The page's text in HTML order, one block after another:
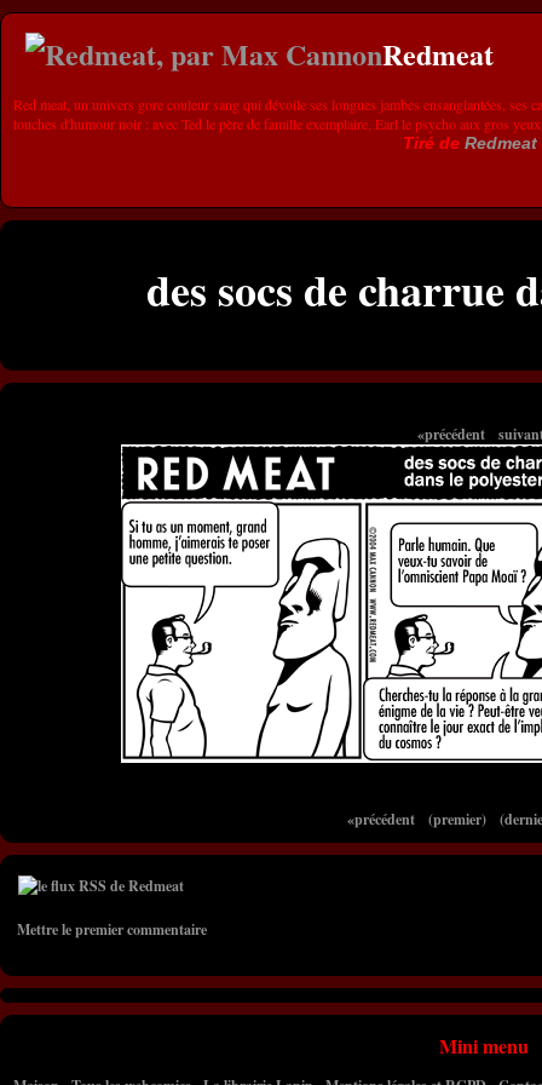
Redmeat
Red meat, un univers gore couleur sang qui dévoile ses longues jambes ensanglantées, ses
touches d'humour noir : avec Ted le père de famille exemplaire, Earl le psycho aux gros
Tiré de Redmeat
des socs de charrue
«précédent
«précédent (premier)
Mettre le premier commentaire
Mini menu